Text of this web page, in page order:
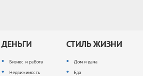
ДЕНЬГИ
Бизнес и работа
Недвижимость
СТИЛЬ ЖИЗНИ
Дом и дача
Еда